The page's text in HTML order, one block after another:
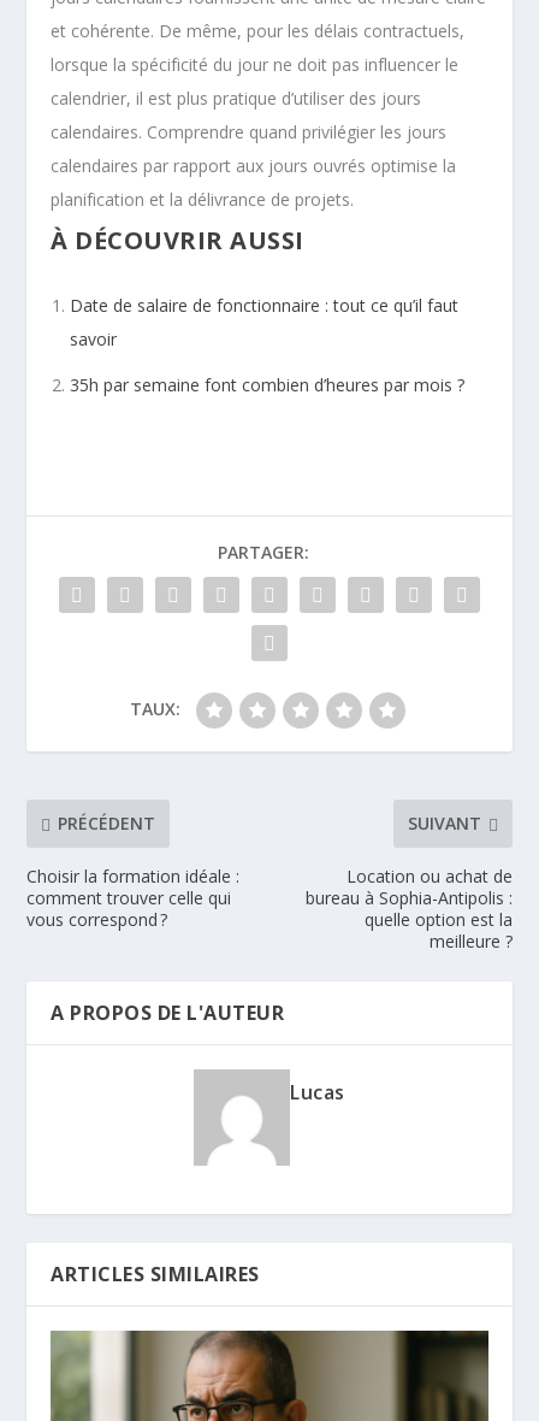
et cohérente. De même, pour les délais contractuels,
lorsque la spécificité du jour ne doit pas influencer le
calendrier, il est plus pratique d’utiliser des jours
calendaires. Comprendre quand privilégier les jours
calendaires par rapport aux jours ouvrés optimise la
planification et la délivrance de projets.
À DÉCOUVRIR AUSSI
Date de salaire de fonctionnaire : tout ce qu’il faut
savoir
35h par semaine font combien d’heures par mois ?
PARTAGER:
TAUX:
PRÉCÉDENT
Choisir la formation idéale :
comment trouver celle qui
vous correspond ?
SUIVANT
Location ou achat de
bureau à Sophia-Antipolis :
quelle option est la
meilleure ?
A PROPOS DE L'AUTEUR
Lucas
ARTICLES SIMILAIRES